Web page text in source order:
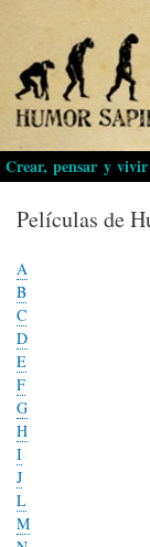
Crear, pensar y
Películas de
A
B
C
D
E
F
G
H
I
J
L
M